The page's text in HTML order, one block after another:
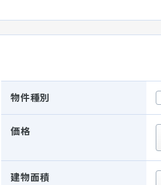
物件種別
価格
建物面積